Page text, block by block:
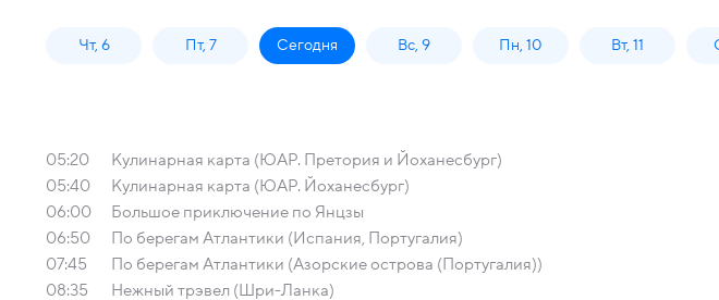
Чт, 6 Пт, 7 Сегодня Вс, 9 Пн, 10 Вт, 11
05:20
Кулинарная карта (ЮАР. Претория и Йоханесбург)
05:40
Кулинарная карта (ЮАР. Йоханесбург)
06:00
Большое приключение по Янцзы
06:50
По берегам Атлантики (Испания, Португалия)
07:45
По берегам Атлантики (Азорские острова (Португалия))
08:35
Нежный трэвел (Шри-Ланка)